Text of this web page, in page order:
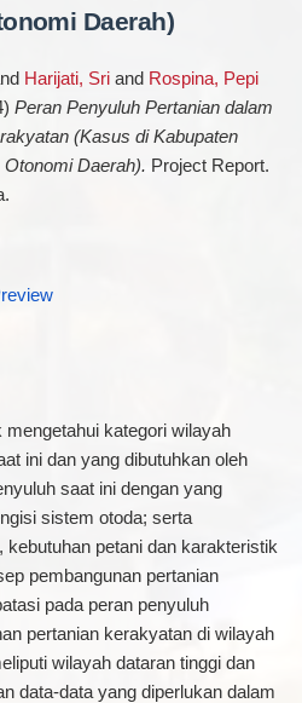
Daerah)
Harijati, Sriand Rospina, Pepi
Peran Penyuluh Pertanian dalam
(Kasus di Kabupaten
Daerah). Project Report.
mengetahui kategori wilayah
ini dan yang dibutuhkan oleh
saat ini dengan yang
sistem otoda; serta
petani dan karakteristik
pembangunan pertanian
pada peran penyuluh
pertanian kerakyatan di wilayah
wilayah dataran tinggi dan
data-data yang diperlukan dalam